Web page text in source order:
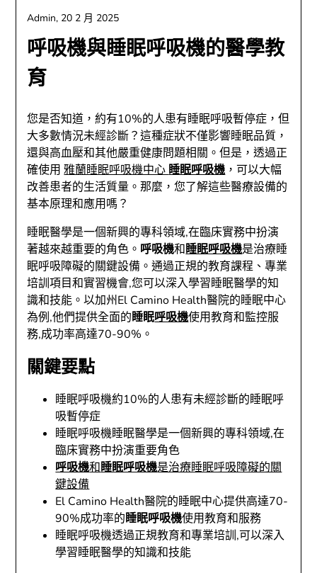
呼吸機與睡眠呼吸機的醫學教
育
Admin, 20 2 月 2025
您是否知道，約有10%的人患有睡眠呼吸暫停症，但
大多數情況未經診斷？這種症狀不僅影響睡眠品質，
還與高血壓和其他嚴重健康問題相關。但是，透過正
確使用雅蘭睡眠呼吸機中心睡眠呼吸機，可以大幅
改善患者的生活質量。那麼，您了解這些醫療設備的
基本原理和應用嗎？
睡眠醫學是一個新興的專科領域,在臨床實務中扮演
著越來越重要的角色。 呼吸機和睡眠呼吸機是治療睡
眠呼吸障礙的關鍵設備。通過正規的教育課程、專業
培訓項目和實習機會,您可以深入學習睡眠醫學的知
識和技能。以加州El Camino Health醫院的睡眠中心
為例,他們提供全面的睡眠呼吸機使用教育和監控服
務,成功率高達70-90%。
關鍵要點
睡眠呼吸機約10%的人患有未經診斷的睡眠呼
吸暫停症
睡眠呼吸機睡眠醫學是一個新興的專科領域,在
臨床實務中扮演重要角色
呼吸機和睡眠呼吸機是治療睡眠呼吸障礙的關
鍵設備
El Camino Health醫院的睡眠中心提供高達70-
90%成功率的睡眠呼吸機使用教育和服務
睡眠呼吸機透過正規教育和專業培訓,可以深入
學習睡眠醫學的知識和技能